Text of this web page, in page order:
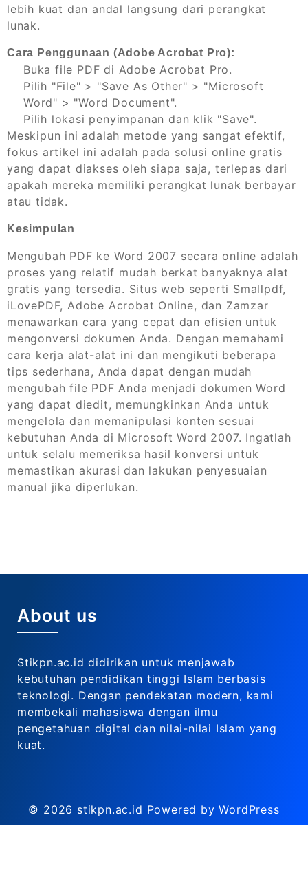
lebih kuat dan andal langsung dari perangkat
lunak.
Cara Penggunaan (Adobe Acrobat Pro):
Buka file PDF di Adobe Acrobat Pro.
Pilih "File" > "Save As Other" > "Microsoft
Word" > "Word Document".
Pilih lokasi penyimpanan dan klik "Save".
Meskipun ini adalah metode yang sangat efektif,
fokus artikel ini adalah pada solusi online gratis
yang dapat diakses oleh siapa saja, terlepas dari
apakah mereka memiliki perangkat lunak berbayar
atau tidak.
Kesimpulan
Mengubah PDF ke Word 2007 secara online adalah
proses yang relatif mudah berkat banyaknya alat
gratis yang tersedia. Situs web seperti Smallpdf,
iLovePDF, Adobe Acrobat Online, dan Zamzar
menawarkan cara yang cepat dan efisien untuk
mengonversi dokumen Anda. Dengan memahami
cara kerja alat-alat ini dan mengikuti beberapa
tips sederhana, Anda dapat dengan mudah
mengubah file PDF Anda menjadi dokumen Word
yang dapat diedit, memungkinkan Anda untuk
mengelola dan memanipulasi konten sesuai
kebutuhan Anda di Microsoft Word 2007. Ingatlah
untuk selalu memeriksa hasil konversi untuk
memastikan akurasi dan lakukan penyesuaian
manual jika diperlukan.
About us
Stikpn.ac.id didirikan untuk menjawab
kebutuhan pendidikan tinggi Islam berbasis
teknologi. Dengan pendekatan modern, kami
membekali mahasiswa dengan ilmu
pengetahuan digital dan nilai-nilai Islam yang
kuat.
© 2026 stikpn.ac.id Powered by WordPress